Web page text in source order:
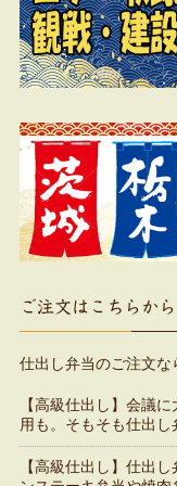
ご注文はこちらから
仕出し弁当のご注文な
【高級仕出し】会議
用も。そもそも仕出
【高級仕出し】仕出